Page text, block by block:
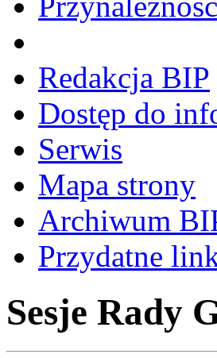
Redakcja BIP
Dostęp do
Serwis
Mapa strony
Archiwum
Przydatne
Sesje Rady